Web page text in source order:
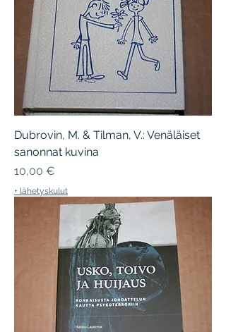
Dubrovin, M. & Tilman, V.: Venäläiset
sanonnat kuvina
Hinta
10,00 €
+ lähetyskulut